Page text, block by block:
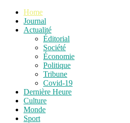
Home
Journal
Actualité
Éditorial
Société
Économie
Politique
Tribune
Covid-19
Dernière Heure
Culture
Monde
Sport